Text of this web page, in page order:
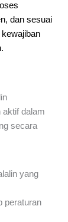
dan sesuai
aktif dalam
secara
yang
peraturan